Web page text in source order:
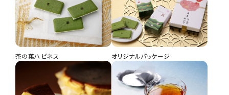
茶の菓ハピネス オリジナルパッケージ